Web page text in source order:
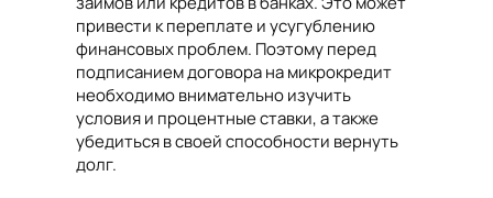
привести к переплате и усугублению
финансовых проблем. Поэтому перед
подписанием договора на микрокредит
необходимо внимательно изучить
условия и процентные ставки, а также
убедиться в своей способности вернуть
долг.